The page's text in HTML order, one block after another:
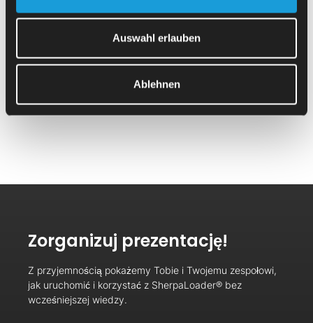
Auswahl erlauben
Ablehnen
redukuje czasy poboczne izwiększa produktywność, przy
bezpieczeństwa. Cały obszar produkcyjny jest
zabezpieczony zamkniętą obudową, która chroni przed
podpełzaniem i sięganiem ponad. Ponadto kurtyna świetlna i
monitorowane drzwi przesuwne zapobiegają
Zorganizuj prezentację!
Z przyjemnością pokażemy Tobie i Twojemu zespołowi,
jak uruchomić i korzystać z SherpaLoader® bez
wcześniejszej wiedzy.